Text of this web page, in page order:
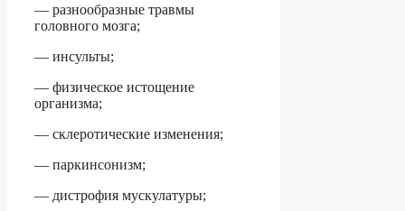
— разнообразные травмы
головного мозга;
— инсульты;
— физическое истощение
организма;
— склеротические изменения;
— паркинсонизм;
— дистрофия мускулатуры;